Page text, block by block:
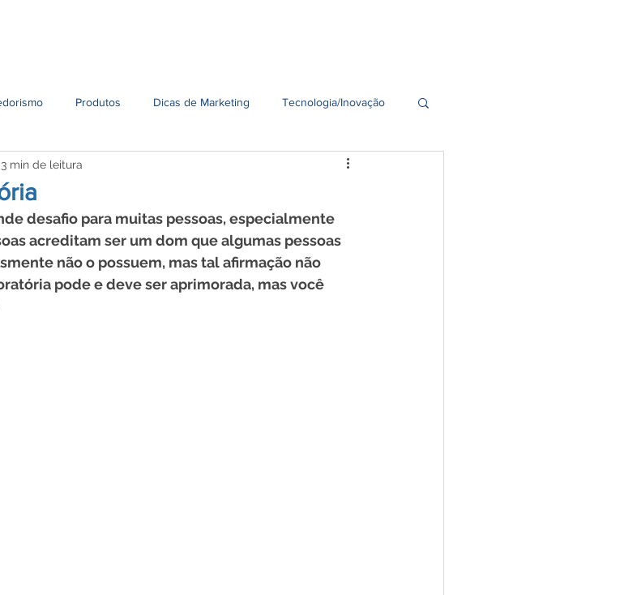
Produtos Dicas de Marketing Tecnologia/Inovação
3 min de leitura
desafio para muitas pessoas, especialmente
acreditam ser um dom que algumas pessoas
não o possuem, mas tal afirmação não
pode e deve ser aprimorada, mas você